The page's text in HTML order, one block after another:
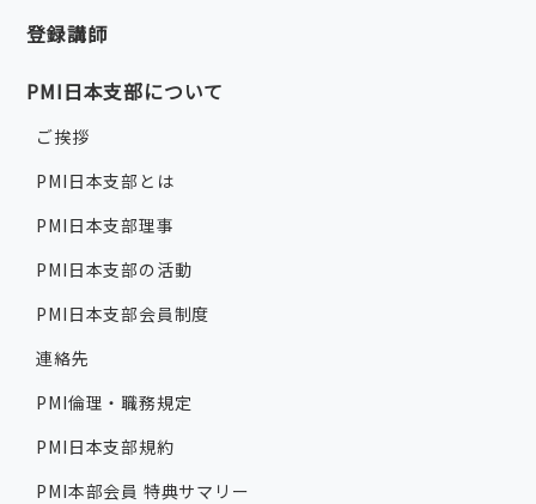
登録講師
PMI日本支部について
ご挨拶
PMI日本支部とは
PMI日本支部理事
PMI日本支部の活動
PMI日本支部会員制度
連絡先
PMI倫理・職務規定
PMI日本支部規約
PMI本部会員 特典サマリー